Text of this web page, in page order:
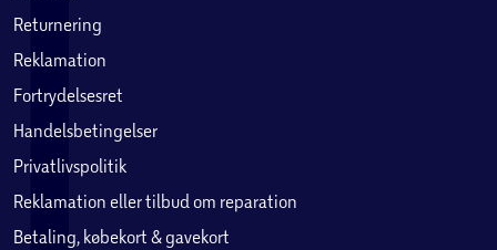
Returnering
Reklamation
Fortrydelsesret
Handelsbetingelser
Privatlivspolitik
Reklamation eller tilbud om reparation
Betaling, købekort & gavekort